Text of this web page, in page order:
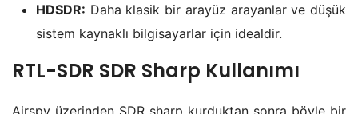
HDSDR: Daha klasik bir arayüz arayanlar ve düşük
sistem kaynaklı bilgisayarlar için idealdir.
RTL-SDR SDR Sharp Kullanımı